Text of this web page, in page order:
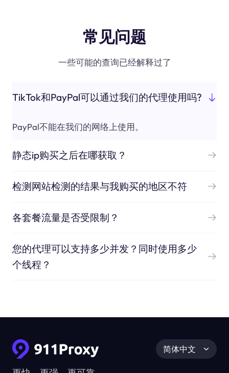
常见问题
一些可能的查询已经解释过了
TikTok和PayPal可以通过我们的代理使用吗?
PayPal不能在我们的网络上使用。
静态ip购买之后在哪获取？
检测网站检测的结果与我购买的地区不符
各套餐流量是否受限制？
您的代理可以支持多少并发？同时使用多少
个线程？
简体中文